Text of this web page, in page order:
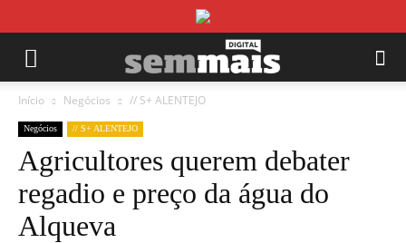
Início Negócios // S+ ALENTEJO
Negócios // S+ ALENTEJO
Agricultores querem debater
regadio e preço da água do
Alqueva